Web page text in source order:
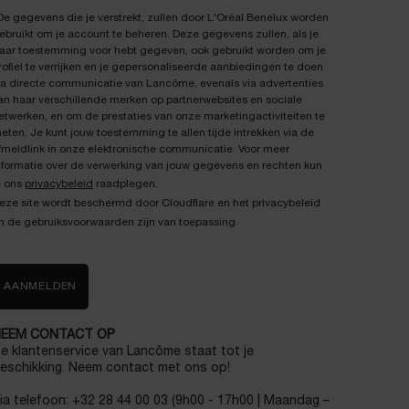
gegevens die je verstrekt, zullen door L'Oréal Benelux worden
om je account te beheren. Deze gegevens zullen, als je
toestemming voor hebt gegeven, ook gebruikt worden om je
te verrijken en je gepersonaliseerde aanbiedingen te doen
directe communicatie van Lancôme, evenals via advertenties
haar verschillende merken op partnerwebsites en sociale
en om de prestaties van onze marketingactiviteiten te
Je kunt jouw toestemming te allen tijde intrekken via de
in onze elektronische communicatie. Voor meer
over de verwerking van jouw gegevens en rechten kun
ons privacybeleid raadplegen.
site wordt beschermd door Cloudflare en het privacybeleid
de gebruiksvoorwaarden zijn van toepassing.
AANMELDEN
CONTACT OP
klantenservice van Lancôme staat tot je
Neem contact met ons op!
telefoon: +32 28 44 00 03 (9h00 - 17h00 | Maandag –